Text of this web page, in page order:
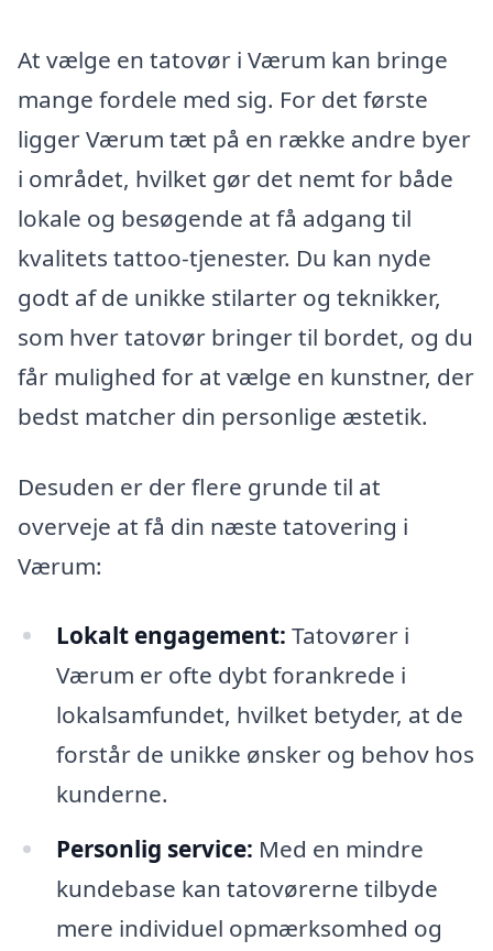
At vælge en tatovør i Værum kan bringe
mange fordele med sig. For det første
ligger Værum tæt på en række andre byer
i området, hvilket gør det nemt for både
lokale og besøgende at få adgang til
kvalitets tattoo-tjenester. Du kan nyde
godt af de unikke stilarter og teknikker,
som hver tatovør bringer til bordet, og du
får mulighed for at vælge en kunstner, der
bedst matcher din personlige æstetik.
Desuden er der flere grunde til at
overveje at få din næste tatovering i
Værum:
Lokalt engagement: Tatovører i
Værum er ofte dybt forankrede i
lokalsamfundet, hvilket betyder, at de
forstår de unikke ønsker og behov hos
kunderne.
Personlig service: Med en mindre
kundebase kan tatovørerne tilbyde
mere individuel opmærksomhed og